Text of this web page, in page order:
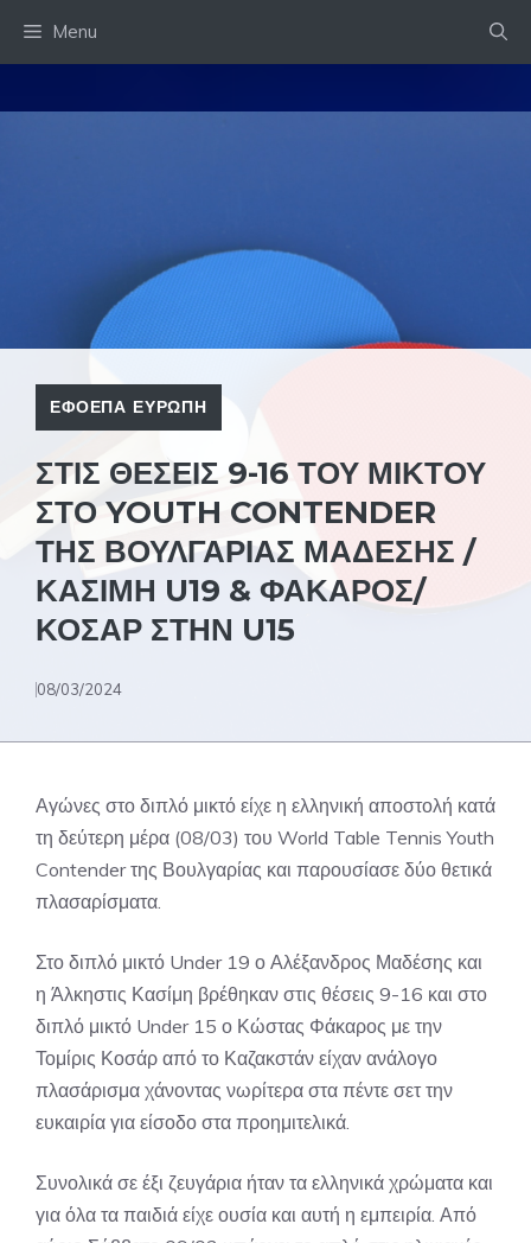
Menu
ΕΦΟΕΠΑ ΕΥΡΩΠΗ
ΣΤΙΣ ΘΕΣΕΙΣ 9-16 ΤΟΥ ΜΙΚΤΟΥ
ΣΤΟ YOUTH CONTENDER
ΤΗΣ ΒΟΥΛΓΑΡΙΑΣ ΜΑΔΕΣΗΣ /
ΚΑΣΙΜΗ U19 & ΦΑΚΑΡΟΣ/
ΚΟΣΑΡ ΣΤΗΝ U15
08/03/2024
Αγώνες στο διπλό μικτό είχε η ελληνική αποστολή κατά
τη δεύτερη μέρα (08/03) του World Table Tennis Youth
Contender της Βουλγαρίας και παρουσίασε δύο θετικά
πλασαρίσματα.
Στο διπλό μικτό Under 19 ο Αλέξανδρος Μαδέσης και
η Άλκηστις Κασίμη βρέθηκαν στις θέσεις 9-16 και στο
διπλό μικτό Under 15 ο Κώστας Φάκαρος με την
Τομίρις Κοσάρ από το Καζακστάν είχαν ανάλογο
πλασάρισμα χάνοντας νωρίτερα στα πέντε σετ την
ευκαιρία για είσοδο στα προημιτελικά.
Συνολικά σε έξι ζευγάρια ήταν τα ελληνικά χρώματα και
για όλα τα παιδιά είχε ουσία και αυτή η εμπειρία. Από